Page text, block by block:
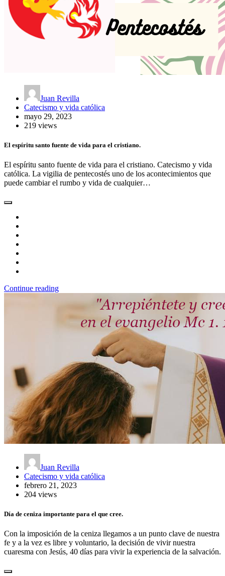
Juan Revilla
Catecismo y vida católica
mayo 29, 2023
219 views
El espíritu santo fuente de vida para el cristiano.
El espíritu santo fuente de vida para el cristiano. Catecismo y vida
católica. La vigilia de pentecostés uno de los acontecimientos que
puede cambiar el rumbo y vida de cualquier…
Continue reading
Juan Revilla
Catecismo y vida católica
febrero 21, 2023
204 views
Día de ceniza importante para el que cree.
Con la imposición de la ceniza llegamos a un punto clave de nuestra
fe y a la vez es libre y voluntario, la decisión de vivir nuestra
cuaresma con Jesús, 40 días para vivir la experiencia de la salvación.